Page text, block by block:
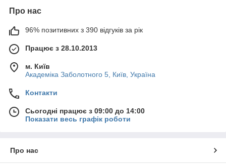
Про нас
96% позитивних з 390 відгуків за рік
Працює з 28.10.2013
м. Київ
Академіка Заболотного 5, Київ, Україна
Контакти
Сьогодні працює з 09:00 до 14:00
Показати весь графік роботи
Про нас